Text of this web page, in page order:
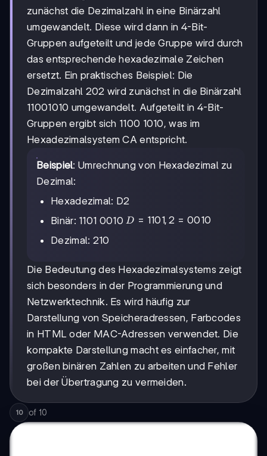
zunächst die Dezimalzahl in eine Binärzahl
umgewandelt. Diese wird dann in 4-Bit-
Gruppen aufgeteilt und jede Gruppe wird durch
das entsprechende hexadezimale Zeichen
ersetzt. Ein praktisches Beispiel: Die
Dezimalzahl 202 wird zunächst in die Binärzahl
11001010 umgewandelt. Aufgeteilt in 4-Bit-
Gruppen ergibt sich 1100 1010, was im
Hexadezimalsystem CA entspricht.
Beispiel: Umrechnung von Hexadezimal zu
Dezimal:
Hexadezimal: D2
Binär: 1101 0010D =
D = 1101, 2 = 0010
Dezimal: 210
Die Bedeutung des Hexadezimalsystems zeigt
sich besonders in der Programmierung und
Netzwerktechnik. Es wird häufig zur
Darstellung von Speicheradressen, Farbcodes
in HTML oder MAC-Adressen verwendet. Die
kompakte Darstellung macht es einfacher, mit
großen binären Zahlen zu arbeiten und Fehler
bei der Übertragung zu vermeiden.
10 of 10